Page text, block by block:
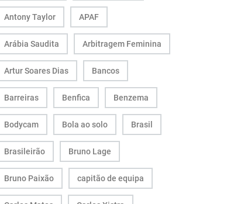
Antony Taylor APAF
Arábia Saudita Arbitragem Feminina
Artur Soares Dias Bancos
Barreiras Benfica Benzema
Bodycam Bola ao solo Brasil
Brasileirão Bruno Lage
Bruno Paixão capitão de equipa